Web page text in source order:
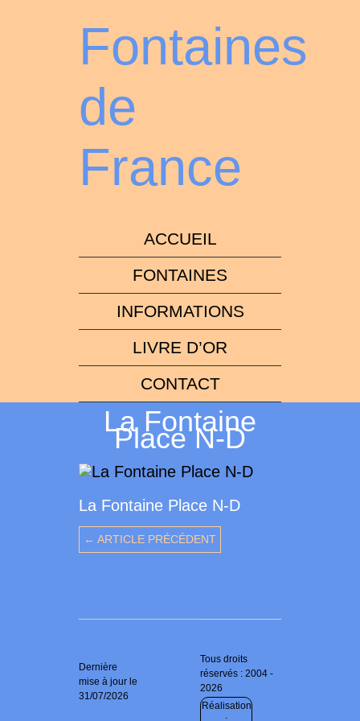
Fontaines
de
France
ACCUEIL
FONTAINES
INFORMATIONS
LIVRE D’OR
CONTACT
La Fontaine
Place N-D
La Fontaine Place N-D
← ARTICLE PRÉCÉDENT
Dernière
mise à jour le
31/07/2026
Tous droits
réservés : 2004 -
2026
Réalisation